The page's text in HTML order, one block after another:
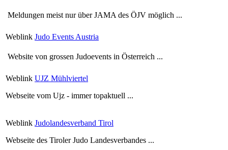
Meldungen meist nur über JAMA des ÖJV möglich ...
Weblink Judo Events Austria
Website von grossen Judoevents in Österreich ...
Weblink UJZ Mühlviertel
Webseite vom Ujz - immer topaktuell ...
Weblink Judolandesverband Tirol
Webseite des Tiroler Judo Landesverbandes ...